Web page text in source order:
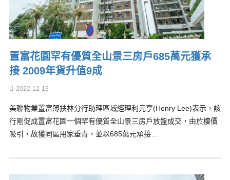
置富花園罕有優質全山景三房戶685萬元獲承
接 2009年貨升值9成
2022-12-13
美聯物業置富薄扶林分行助理區域經理利元亨(Henry Lee)表示，該
行剛促成置富花園一個罕有優質全山景三房戶放盤成交，由於樓價
吸引，故獲同區用家垂青，並以685萬元承接…